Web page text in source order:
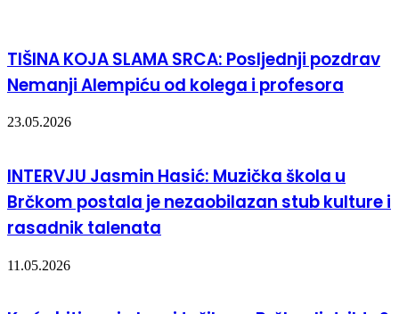
TIŠINA KOJA SLAMA SRCA: Posljednji pozdrav
Nemanji Alempiću od kolega i profesora
23.05.2026
INTERVJU Jasmin Hasić: Muzička škola u
Brčkom postala je nezaobilazan stub kulture i
rasadnik talenata
11.05.2026